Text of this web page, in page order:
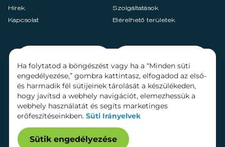
Hírek
Szolgáltatások
Kapcsolat
Bérelhető területek
Ha folytatod a böngészést vagy ha a “Minden süti
engedélyezése,” gombra kattintasz, elfogadod az első-
és harmadik fél sütijeinek tárolását a készülékeden,
hogy javítsd a webhely navigációt, elemezhessük a
webhely használatát és segíts marketinges
erőfeszítéseinkben. Süti Irányelvek
Sütik engedélyezése